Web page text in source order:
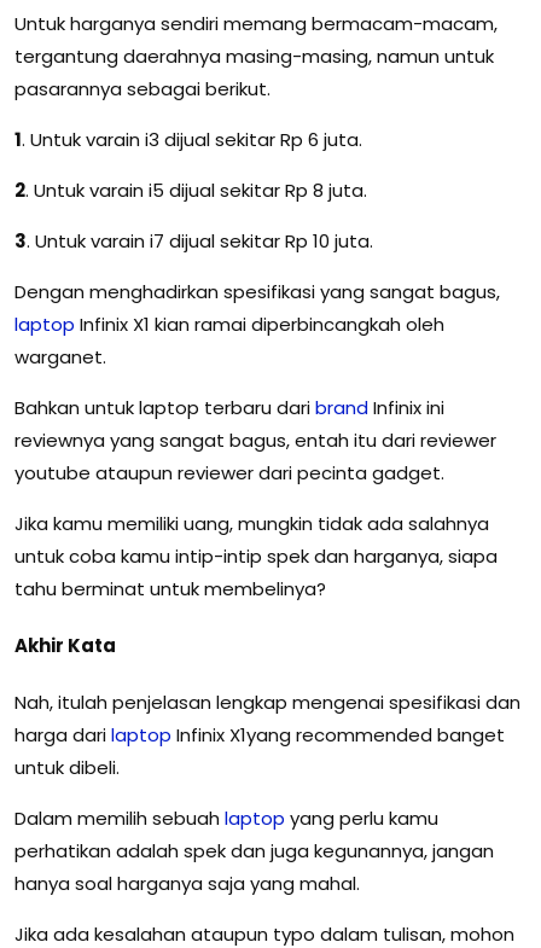
Untuk harganya sendiri memang bermacam-macam,
tergantung daerahnya masing-masing, namun untuk
pasarannya sebagai berikut.
1. Untuk varain i3 dijual sekitar Rp 6 juta.
2. Untuk varain i5 dijual sekitar Rp 8 juta.
3. Untuk varain i7 dijual sekitar Rp 10 juta.
Dengan menghadirkan spesifikasi yang sangat bagus,
laptop Infinix X1 kian ramai diperbincangkah oleh
warganet.
Bahkan untuk laptop terbaru daribrandInfinix ini
reviewnya yang sangat bagus, entah itu dari reviewer
youtube ataupun reviewer dari pecinta gadget.
Jika kamu memiliki uang, mungkin tidak ada salahnya
untuk coba kamu intip-intip spek dan harganya, siapa
tahu berminat untuk membelinya?
Akhir Kata
Nah, itulah penjelasan lengkap mengenai spesifikasi dan
harga darilaptop Infinix X1yang recommended banget
untuk dibeli.
Dalam memilih sebuah laptop yang perlu kamu
perhatikan adalah spek dan juga kegunannya, jangan
hanya soal harganya saja yang mahal.
Jika ada kesalahan ataupun typo dalam tulisan, mohon